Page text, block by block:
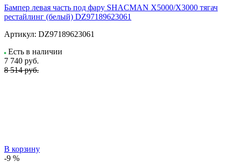
Бампер левая часть под фару SHACMAN X5000/X3000 тягач
рестайлинг (белый) DZ97189623061
Артикул: DZ97189623061
Есть в наличии
7 740 руб.
8 514 руб.
В корзину
-9 %